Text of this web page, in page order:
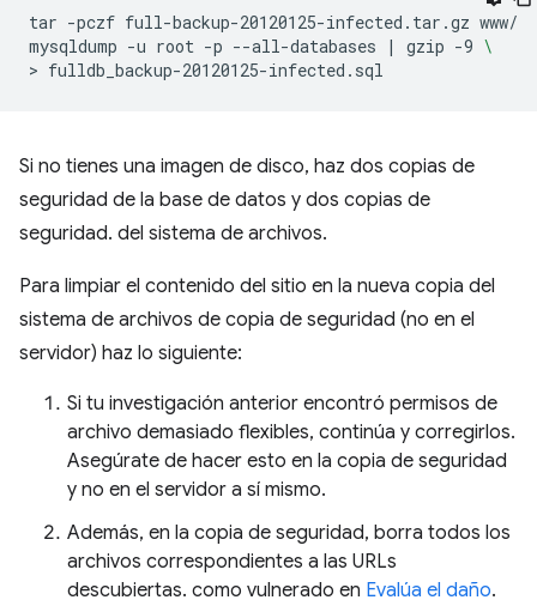
tar -pczf full-backup-20120125-infected.tar.gz www/
mysqldump -u root -p --all-databases | gzip -9 \
>
Si no tienes una imagen de disco, haz dos copias de
seguridad de la base de datos y dos copias de
seguridad. del sistema de archivos.
Para limpiar el contenido del sitio en la nueva copia del
sistema de archivos de copia de seguridad (no en el
servidor) haz lo siguiente:
Si tu investigación anterior encontró permisos de
archivo demasiado flexibles, continúa y corregirlos.
Asegúrate de hacer esto en la copia de seguridad
y no en el servidor a sí mismo.
Además, en la copia de seguridad, borra todos los
archivos correspondientes a las URLs
descubiertas. como vulnerado en Evalúa el daño.